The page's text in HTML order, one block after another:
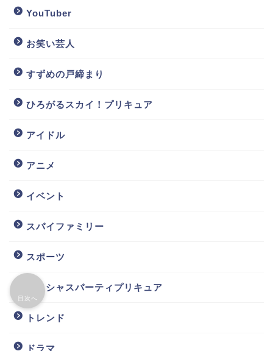
YouTuber
お笑い芸人
すずめの戸締まり
ひろがるスカイ！プリキュア
アイドル
アニメ
イベント
スパイファミリー
スポーツ
デリシャスパーティプリキュア
トレンド
ドラマ
目次へ